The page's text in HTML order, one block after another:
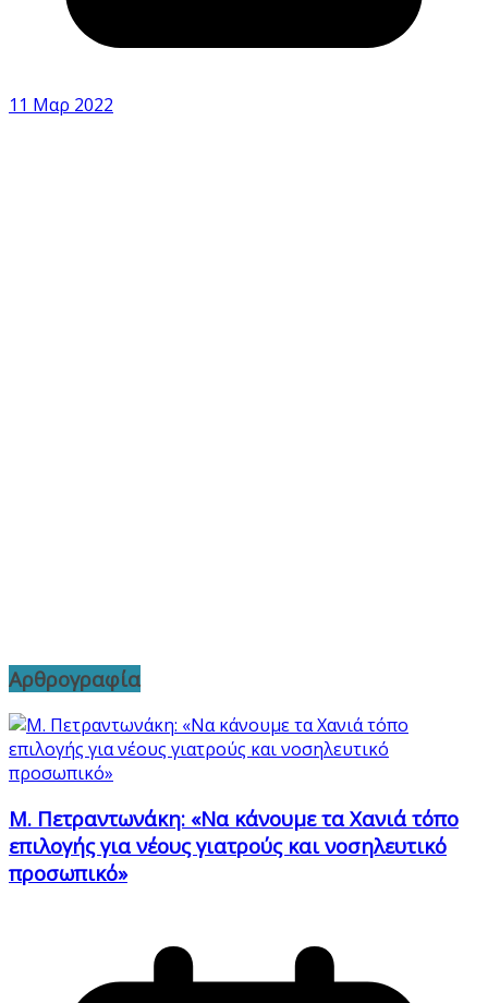
11 Μαρ 2022
Αρθρογραφία
Μ. Πετραντωνάκη: «Να κάνουμε τα Χανιά τόπο
επιλογής για νέους γιατρούς και νοσηλευτικό
προσωπικό»